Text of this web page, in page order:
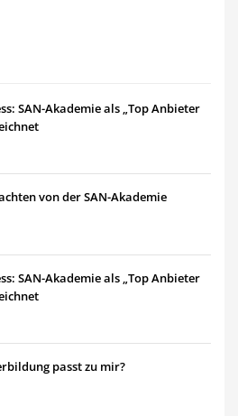
SAN-Akademie als „Top Anbieter
von der SAN-Akademie
SAN-Akademie als „Top Anbieter
passt zu mir?